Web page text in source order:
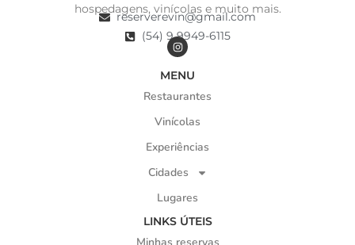
hospedagens, vinícolas e muito mais.
reserverevin@gmail.com
(54) 9 9949-6115
MENU
Restaurantes
Vinícolas
Experiências
Cidades
Lugares
LINKS ÚTEIS